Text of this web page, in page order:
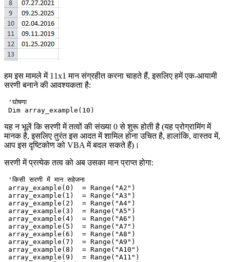
हम इस मामले में 11x1 मान संग्रहीत करना चाहते हैं, इसलिए हमें एक-आयामी
सरणी बनाने की आवश्यकता है:
'घोषणा
यह न भूलें कि सरणी में तत्वों की संख्या 0 से शुरू होती है (यह प्रोग्रामिंग में
मानक है, इसलिए तुरंत इस आदत में शामिल होना उचित है, हालांकि, वास्तव में,
आप इस दृष्टिकोण को VBA में बदल सकते हैं)।
सरणी में प्रत्येक तत्व को अब उसका मान प्राप्त होगा:
'किसी सरणी में मान सहेजना
array_example(0)  = Range("A2")
array_example(1)  = Range("A3")
array_example(2)  = Range("A4")
array_example(3)  = Range("A5")
array_example(4)  = Range("A6")
array_example(5)  = Range("A7")
array_example(6)  = Range("A8")
array_example(7)  = Range("A9")
array_example(8)  = Range("A10")
array_example(9)  = Range("A11")